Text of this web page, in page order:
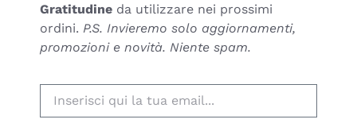
Gratitudine da utilizzare nei prossimi
ordini. P.S. Invieremo solo aggiornamenti,
promozioni e novità. Niente spam.